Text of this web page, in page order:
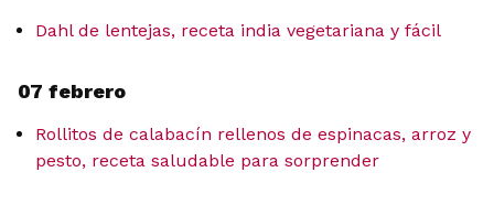
Dahl de lentejas, receta india vegetariana y fácil
07 febrero
Rollitos de calabacín rellenos de espinacas, arroz y
pesto, receta saludable para sorprender